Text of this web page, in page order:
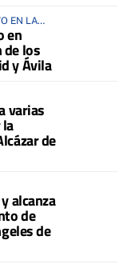
EN LA
en
de los
y Ávila
varias
de
alcanza
de
de